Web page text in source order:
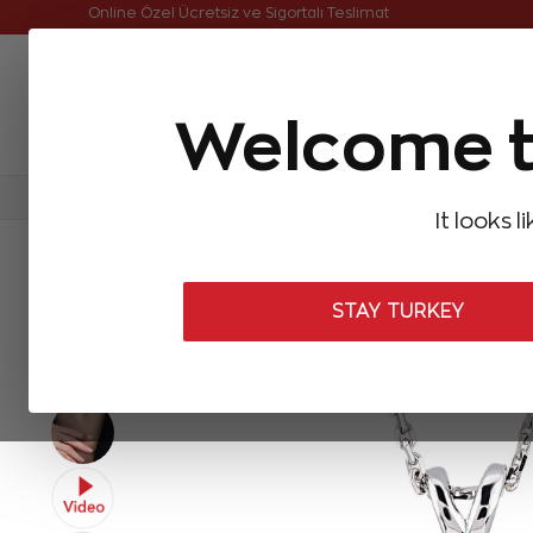
Welcome
It looks
STAY TURKEY
Online Özel Ücretsiz ve Sigortalı Teslimat
Aynı Gün Kargo Çok Satanlar